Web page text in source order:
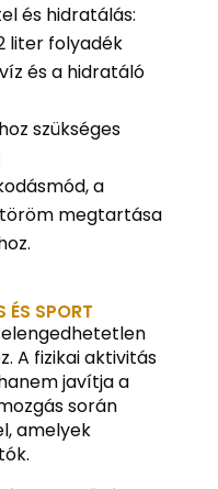
és hidratálás:
liter folyadék
és a hidratáló
szükséges
a
megtartása
ÉS SPORT
A fizikai aktivitás
javítja a
során
amelyek